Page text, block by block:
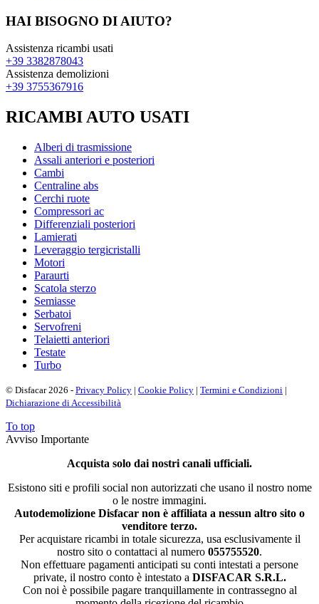
HAI BISOGNO DI AIUTO?
Assistenza ricambi usati
+39 3382878043
Assistenza demolizioni
+39 3755367916
RICAMBI AUTO USATI
Alberi di trasmissione
Assali anteriori e posteriori
Cambi
Centraline abs
Cerchi ruote
Compressori ac
Differenziali posteriori
Lamierati
Leveraggio tergicristalli
Motori
Paraurti
Scatola sterzo
Semiasse
Serbatoi
Servofreni
Telaietti anteriori
Testate
Turbo
© Disfacar 2026 - Privacy Policy | Cookie Policy | Termini e Condizioni |
Dichiarazione di Accessibilità
To top
Avviso Importante
Acquista solo dai nostri canali ufficiali.
Esistono siti e profili social non autorizzati che usano il nostro nome
o le nostre immagini.
Autodemolizione Disfacar non è affiliata a nessun altro sito o
venditore terzo.
Per acquistare ricambi in totale sicurezza, usa esclusivamente il
nostro sito o contattaci al numero 055755520.
Non effettuare pagamenti anticipati su conti intestati a persone
private, il nostro conto è intestato a DISFACAR S.R.L.
Con noi è possibile pagare tranquillamente in contrassegno al